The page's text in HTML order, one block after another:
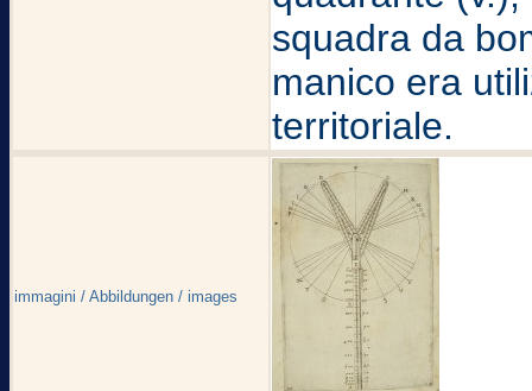
squadra da
manico era
territoriale.
immagini / Abbildungen / images